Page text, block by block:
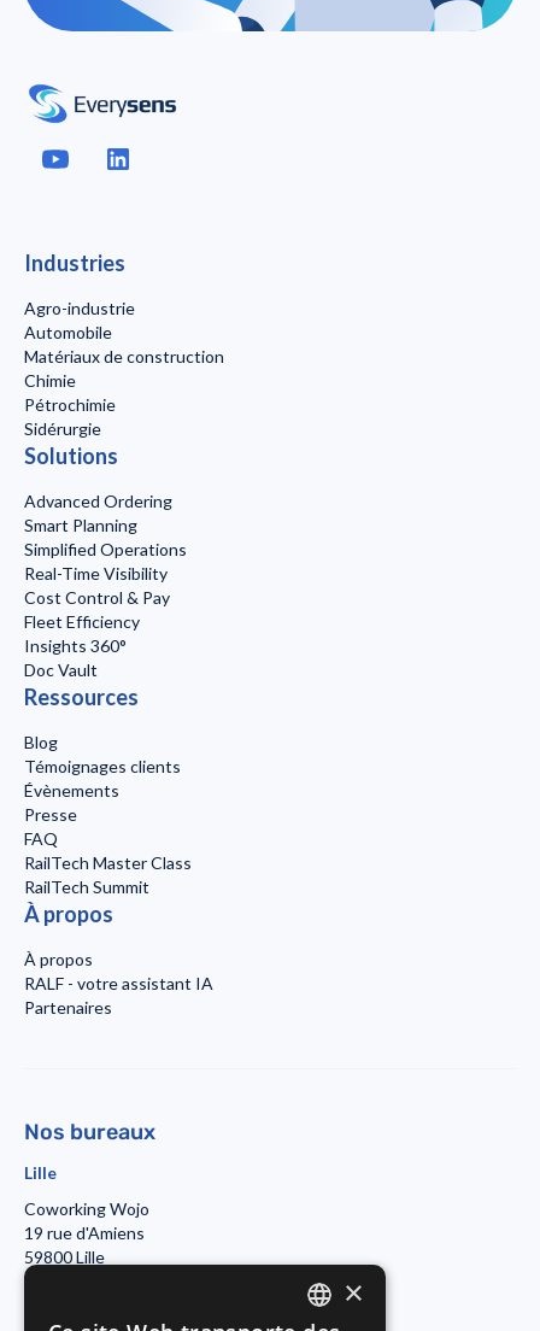
Industries
Agro-industrie
Automobile
Matériaux de construction
Chimie
Pétrochimie
Sidérurgie
Solutions
Advanced Ordering
Smart Planning
Simplified Operations
Real-Time Visibility
Cost Control & Pay
Fleet Efficiency
Insights 360°
Doc Vault
Ressources
Blog
Témoignages clients
Évènements
Presse
FAQ
RailTech Master Class
RailTech Summit
À propos
À propos
RALF - votre assistant IA
Partenaires
Nos bureaux
Lille
Coworking Wojo
19 rue d'Amiens
59800 Lille
Morning Coworking
×